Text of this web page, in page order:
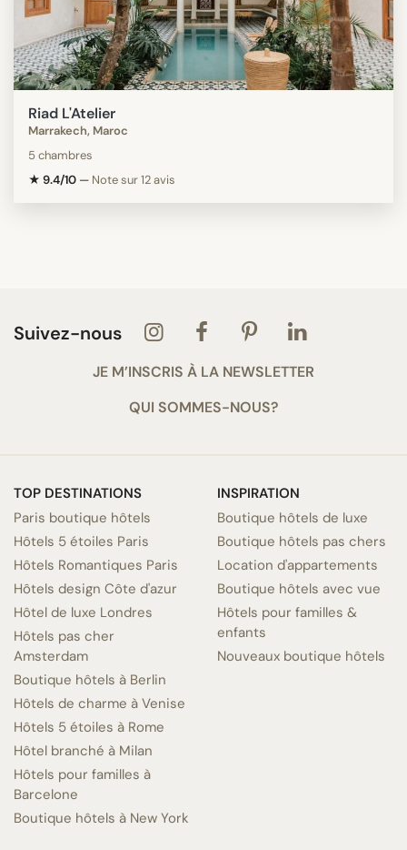
Riad L'Atelier
Marrakech, Maroc
5 chambres
★ 9.4/10 — Note sur 12 avis
Suivez-nous
JE M’INSCRIS À LA NEWSLETTER
QUI SOMMES-NOUS?
TOP DESTINATIONS
Paris boutique hôtels
Hôtels 5 étoiles Paris
Hôtels Romantiques Paris
Hôtels design Côte d'azur
Hôtel de luxe Londres
Hôtels pas cher
Amsterdam
Boutique hôtels à Berlin
Hôtels de charme à Venise
Hôtels 5 étoiles à Rome
Hôtel branché à Milan
Hôtels pour familles à
Barcelone
Boutique hôtels à New York
INSPIRATION
Boutique hôtels de luxe
Boutique hôtels pas chers
Location d'appartements
Boutique hôtels avec vue
Hôtels pour familles &
enfants
Nouveaux boutique hôtels